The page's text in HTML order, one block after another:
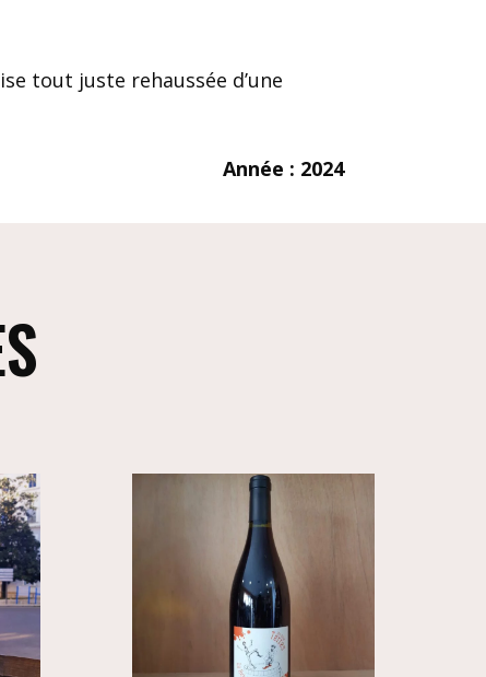
tout juste rehaussée d’une
Année : 2024